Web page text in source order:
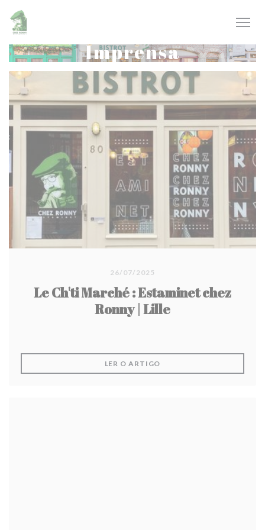
Painel de Gerenciamento de Cookies
Imprensa
26/07/2025
Le Ch'ti Marché : Estaminet chez
Ronny | Lille
LER O ARTIGO